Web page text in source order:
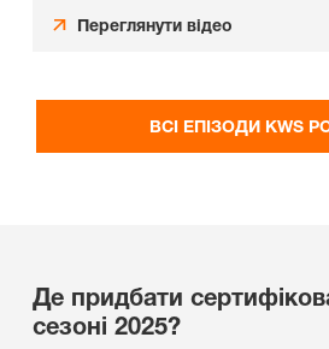
Переглянути відео
ВСІ ЕПІЗОДИ KWS
Де придбати
сезоні 2025?